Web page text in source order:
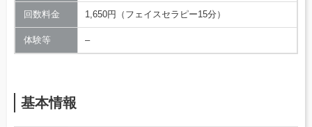
回数料金 1,650円（フェイスセラピー15分）
体験等 –
基本情報